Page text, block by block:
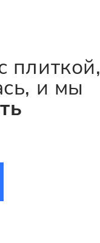
плиткой,
и мы